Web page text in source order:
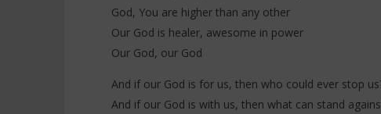
God, You are higher than any other
Our God is healer, awesome in power
Our God, our God
And if our God is for us, then who could ever stop
And if our God is with us, then what can stand